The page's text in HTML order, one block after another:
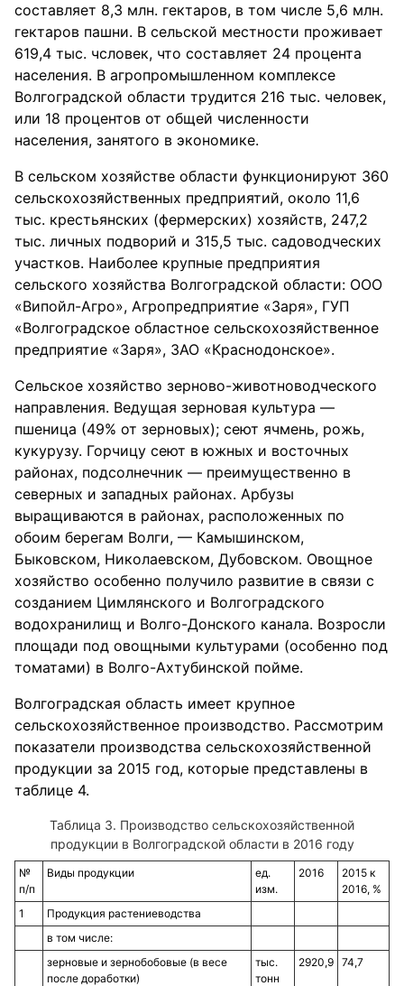
составляет 8,3 млн. гектаров, в том числе 5,6 млн.
гектаров пашни. В сельской местности проживает
619,4 тыс. чсловек, что составляет 24 процента
населения. В агропромышленном комплексе
Волгоградской области трудится 216 тыс. человек,
или 18 процентов от общей численности
населения, занятого в экономике.
В сельском хозяйстве области функционируют 360
сельскохозяйственных предприятий, около 11,6
тыс. крестьянских (фермерских) хозяйств, 247,2
тыс. личных подворий и 315,5 тыс. садоводческих
участков. Наиболее крупные предприятия
сельского хозяйства Волгоградской области: ООО
«Випойл-Агро», Агропредприятие «Заря», ГУП
«Волгоградское областное сельскохозяйственное
предприятие «Заря», ЗАО «Краснодонское».
Сельское хозяйство зерново-животноводческого
направления. Ведущая зерновая культура —
пшеница (49% от зерновых); сеют ячмень, рожь,
кукурузу. Горчицу сеют в южных и восточных
районах, подсолнечник — преимущественно в
северных и западных районах. Арбузы
выращиваются в районах, расположенных по
обоим берегам Волги, — Камышинском,
Быковском, Николаевском, Дубовском. Овощное
хозяйство особенно получило развитие в связи с
созданием Цимлянского и Волгоградского
водохранилищ и Волго-Донского канала. Возросли
площади под овощными культурами (особенно под
томатами) в Волго-Ахтубинской пойме.
Волгоградская область имеет крупное
сельскохозяйственное производство. Рассмотрим
показатели производства сельскохозяйственной
продукции за 2015 год, которые представлены в
таблице 4.
Производство сельскохозяйственной
продукции в Волгоградской области в 2016 году
№
п/п
Виды продукции
ед.
изм.
2016
2015 к
2016, %
1
Продукция растениеводства
в том числе:
зерновые и зернобобовые (в весе
после доработки)
тыс.
тонн
2920,9 74,7